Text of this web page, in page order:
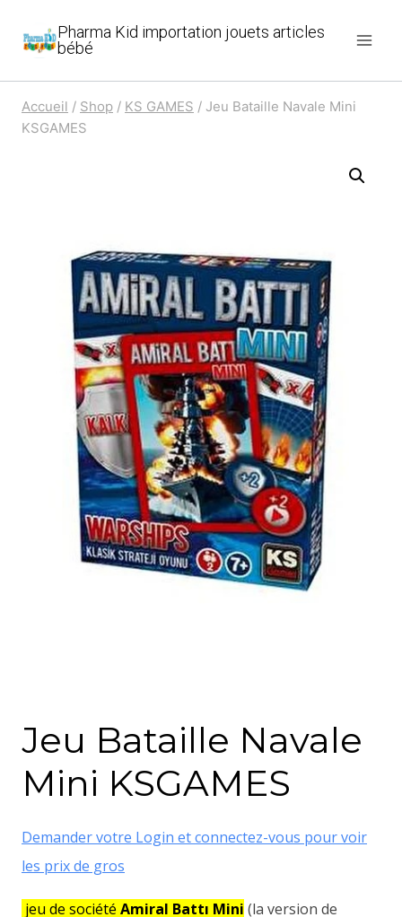
Pharma Kid importation jouets articles
bébé
Accueil / Shop / KS GAMES / Jeu Bataille Navale Mini
KSGAMES
Jeu Bataille Navale
Mini KSGAMES
Demander votre Login et connectez-vous pour voir
les prix de gros
jeu de société Amiral Battı Mini (la version de